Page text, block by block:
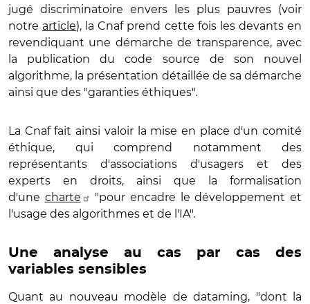
jugé discriminatoire envers les plus pauvres (voir
notre article), la Cnaf prend cette fois les devants en
revendiquant une démarche de transparence, avec
la publication du code source de son nouvel
algorithme, la présentation détaillée de sa démarche
ainsi que des "garanties éthiques".
La Cnaf fait ainsi valoir la mise en place d'un comité
éthique, qui comprend notamment des
représentants d'associations d'usagers et des
experts en droits, ainsi que la formalisation
d'une charte
"pour encadre le développement et
l'usage des algorithmes et de l'IA".
Une analyse au cas par cas des
variables sensibles
Quant au nouveau modèle de dataming, "dont la